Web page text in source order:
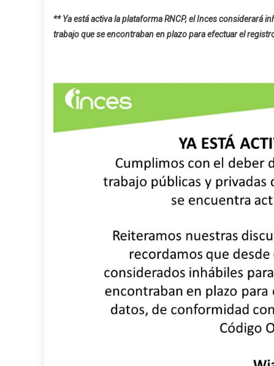
** Ya está activa la plataforma RNCP, el Inces considerará
trabajo que se encontraban en plazo para efectuar el